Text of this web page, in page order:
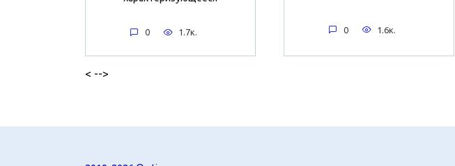
0 1.7к. 0 1.6к.
< -->